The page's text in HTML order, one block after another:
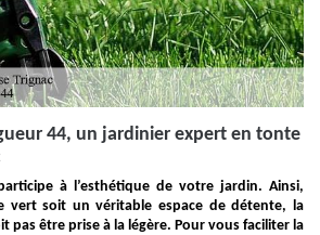
44, un jardinier expert en tonte
à l’esthétique de votre jardin. Ainsi,
vert soit un véritable espace de détente, la
pas être prise à la légère. Pour vous faciliter la